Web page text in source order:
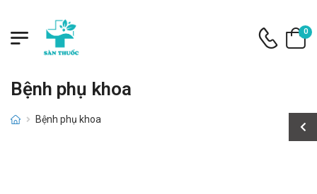
0
Bệnh phụ khoa
Bệnh phụ khoa